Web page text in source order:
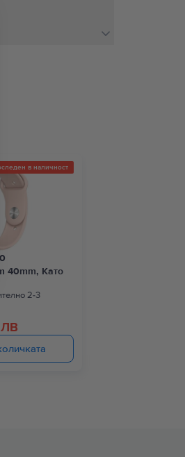
в наличност
40mm, Като
2-3
ЛВ